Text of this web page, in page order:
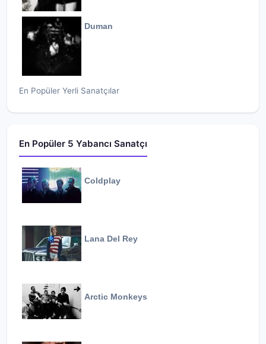
Duman
En Popüler Yerli Sanatçılar
En Popüler 5 Yabancı Sanatçı
Coldplay
Lana Del Rey
Arctic Monkeys